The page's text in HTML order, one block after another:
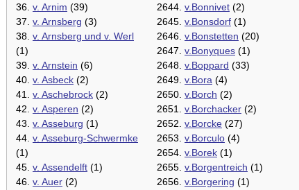
36. v. Arnim (39)
37. v. Arnsberg (3)
38. v. Arnsberg und v. Werl
(1)
39. v. Arnstein (6)
40. v. Asbeck (2)
41. v. Aschebrock (2)
42. v. Asperen (2)
43. v. Asseburg (1)
44. v. Asseburg-Schwermke
(1)
45. v. Assendelft (1)
46. v. Auer (2)
2644. v.Bonnivet (2)
2645. v.Bonsdorf (1)
2646. v.Bonstetten (20)
2647. v.Bonyques (1)
2648. v.Boppard (33)
2649. v.Bora (4)
2650. v.Borch (2)
2651. v.Borchacker (2)
2652. v.Borcke (27)
2653. v.Borculo (4)
2654. v.Borek (1)
2655. v.Borgentreich (1)
2656. v.Borgering (1)